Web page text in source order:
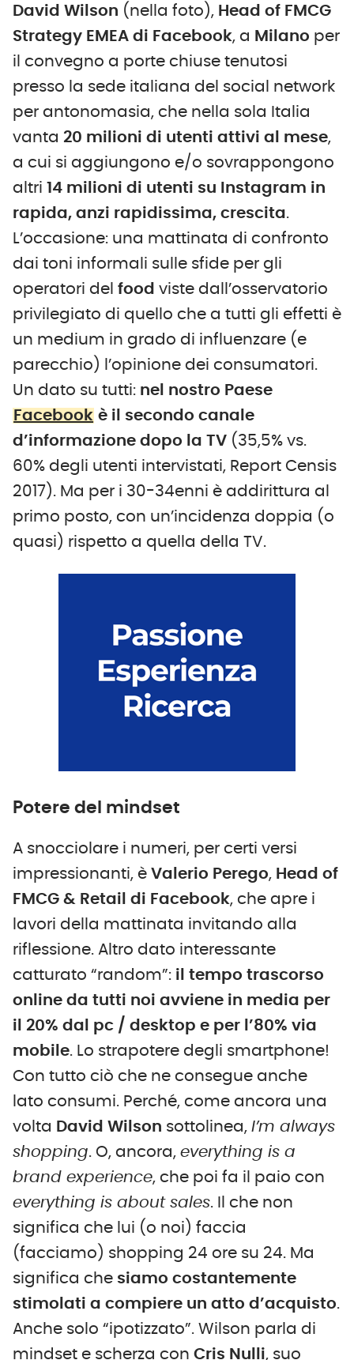
David Wilson (nella foto), Head of FMCG
Strategy EMEA di Facebook, a Milano per
il convegno a porte chiuse tenutosi
presso la sede italiana del social network
per antonomasia, che nella sola Italia
vanta 20 milioni di utenti attivi al mese,
a cui si aggiungono e/o sovrappongono
altri 14 milioni di utenti su Instagram in
rapida, anzi rapidissima, crescita.
L’occasione: una mattinata di confronto
dai toni informali sulle sfide per gli
operatori del food viste dall’osservatorio
privilegiato di quello che a tutti gli effetti è
un medium in grado di influenzare (e
parecchio) l’opinione dei consumatori.
Un dato su tutti: nel nostro Paese
Facebook è il secondo canale
d’informazione dopo la TV (35,5% vs.
60% degli utenti intervistati, Report Censis
2017). Ma per i 30-34enni è addirittura al
primo posto, con un’incidenza doppia (o
quasi) rispetto a quella della TV.
Potere del mindset
A snocciolare i numeri, per certi versi
impressionanti, è Valerio Perego, Head of
FMCG & Retail di Facebook, che apre i
lavori della mattinata invitando alla
riflessione. Altro dato interessante
catturato “random”: il tempo trascorso
online da tutti noi avviene in media per
il 20% dal pc / desktop e per l’80% via
mobile. Lo strapotere degli smartphone!
Con tutto ciò che ne consegue anche
lato consumi. Perché, come ancora una
volta David Wilson sottolinea, I’m always
shopping. O, ancora, everything is a
brand experience, che poi fa il paio con
everything is about sales. Il che non
significa che lui (o noi) faccia
(facciamo) shopping 24 ore su 24. Ma
significa che siamo costantemente
stimolati a compiere un atto d’acquisto.
Anche solo “ipotizzato”. Wilson parla di
mindset e scherza con Cris Nulli, suo